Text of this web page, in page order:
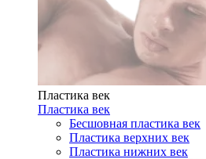
Пластика век
Пластика век
Бесшовная пластика век
Пластика верхних век
Пластика нижних век